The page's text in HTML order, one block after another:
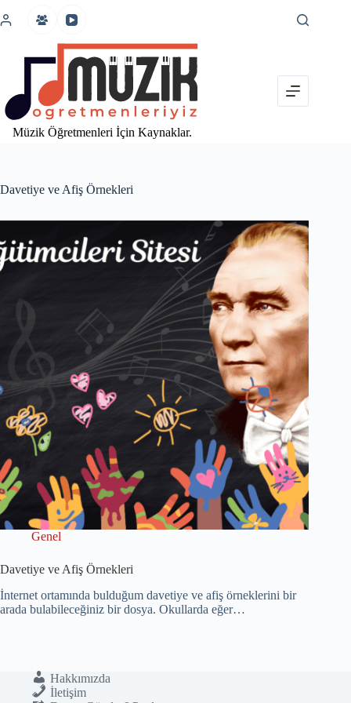
atla
Müzik Öğretmenleri İçin Kaynaklar.
Davetiye ve Afiş Örnekleri
Genel
Davetiye ve Afiş Örnekleri
İnternet ortamında bulduğum davetiye ve afiş örneklerini bir
arada bulabileceğiniz bir dosya. Okullarda eğer…
Hakkımızda
İletişim